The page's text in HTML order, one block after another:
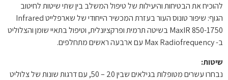
להוכיח את הבטיחות והיעילות של טיפול המשלב בין שתי שיטות לחיטוב
הגוף: שיפור טונוס העור בעזרת המכשיר הייחודי של שארפלייט Infrared
MaxIR 850-1750 בשיטה תרמית ופרקציונלית, וטיפול בתאיי שומן והצלוליט
ב- Max Radiofrequency עם ארבעה ראשים מתחלפים.
שיטות:
נבחרו עשרים מטופלות בגילאים שבין 20 – 50, עם דרגות שונות של צלוליט